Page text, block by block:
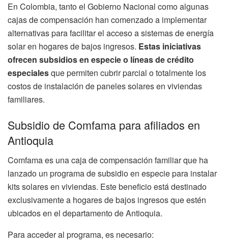
En Colombia, tanto el Gobierno Nacional como algunas
cajas de compensación han comenzado a implementar
alternativas para facilitar el acceso a sistemas de energía
solar en hogares de bajos ingresos. Estas iniciativas
ofrecen subsidios en especie o líneas de crédito
especialesque permiten cubrir parcial o totalmente los
costos de instalación de paneles solares en viviendas
familiares.
Subsidio de Comfama para afiliados en
Antioquia
Comfama es una caja de compensación familiar que ha
lanzado un programa de subsidio en especie para instalar
kits solares en viviendas. Este beneficio está destinado
exclusivamente a hogares de bajos ingresos que estén
ubicados en el departamento de Antioquia.
Para acceder al programa, es necesario: